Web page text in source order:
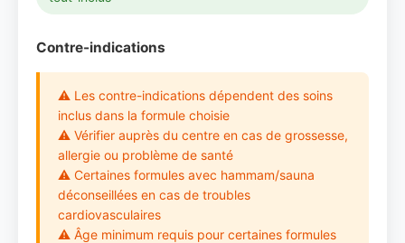
Contre-indications
⚠ Les contre-indications dépendent des soins
inclus dans la formule choisie
⚠ Vérifier auprès du centre en cas de grossesse,
allergie ou problème de santé
⚠ Certaines formules avec hammam/sauna
déconseillées en cas de troubles
cardiovasculaires
⚠ Âge minimum requis pour certaines formules